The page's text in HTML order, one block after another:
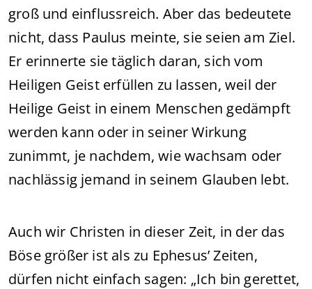
groß und einflussreich. Aber das bedeutete
nicht, dass Paulus meinte, sie seien am Ziel.
Er erinnerte sie täglich daran, sich vom
Heiligen Geist erfüllen zu lassen, weil der
Heilige Geist in einem Menschen gedämpft
werden kann oder in seiner Wirkung
zunimmt, je nachdem, wie wachsam oder
nachlässig jemand in seinem Glauben lebt.
Auch wir Christen in dieser Zeit, in der das
Böse größer ist als zu Ephesus’ Zeiten,
dürfen nicht einfach sagen: „Ich bin gerettet,